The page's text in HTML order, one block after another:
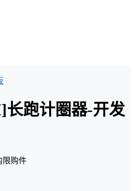
长跑计圈器-开发
限购件